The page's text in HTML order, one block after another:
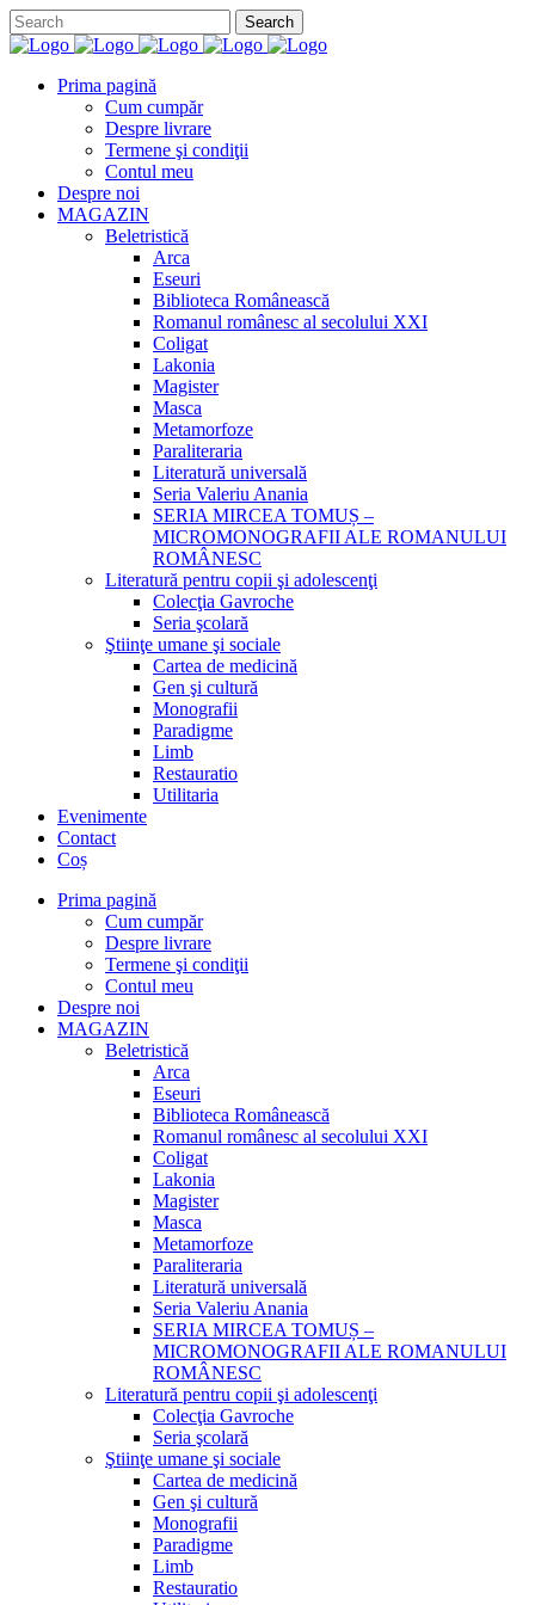
Prima pagină
Cum cumpăr
Despre livrare
Termene şi condiţii
Contul meu
Despre noi
MAGAZIN
Beletristică
Arca
Eseuri
Biblioteca Românească
Romanul românesc al secolului XXI
Coligat
Lakonia
Magister
Masca
Metamorfoze
Paraliteraria
Literatură universală
Seria Valeriu Anania
SERIA MIRCEA TOMUȘ –
MICROMONOGRAFII ALE ROMANULUI
ROMÂNESC
Literatură pentru copii şi adolescenţi
Colecţia Gavroche
Seria şcolară
Ştiinţe umane şi sociale
Cartea de medicină
Gen şi cultură
Monografii
Paradigme
Limb
Restauratio
Utilitaria
Evenimente
Contact
Coș
Prima pagină
Cum cumpăr
Despre livrare
Termene şi condiţii
Contul meu
Despre noi
MAGAZIN
Beletristică
Arca
Eseuri
Biblioteca Românească
Romanul românesc al secolului XXI
Coligat
Lakonia
Magister
Masca
Metamorfoze
Paraliteraria
Literatură universală
Seria Valeriu Anania
SERIA MIRCEA TOMUȘ –
MICROMONOGRAFII ALE ROMANULUI
ROMÂNESC
Literatură pentru copii şi adolescenţi
Colecţia Gavroche
Seria şcolară
Ştiinţe umane şi sociale
Cartea de medicină
Gen şi cultură
Monografii
Paradigme
Limb
Restauratio